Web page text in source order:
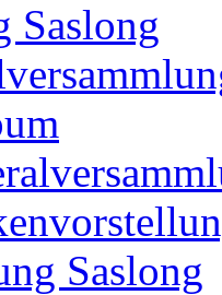
Saslong
Saslong